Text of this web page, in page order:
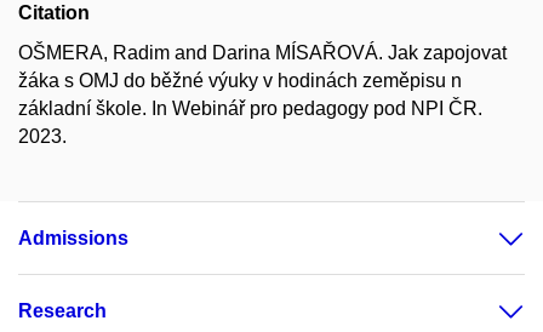
Citation
OŠMERA, Radim and Darina MÍSAŘOVÁ. Jak zapojovat
žáka s OMJ do běžné výuky v hodinách zeměpisu n
základní škole. In Webinář pro pedagogy pod NPI ČR.
2023.
Admissions
Research